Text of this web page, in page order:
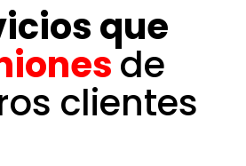
que
de
clientes